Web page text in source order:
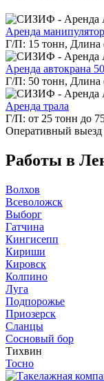
Аренда
Г/П: 15 тонн, Длина
Аренда автокрана
Г/П: 50 тонн, Длина
Аренда трала
Г/П: от 25 тонн до
Оперативный выезд
Работы в
Волхов
Всеволожск
Выборг
Гатчина
Кингисепп
Кириши
Кировск
Колпино
Луга
Подпорожье
Приозерск
Сланцы
Сосновый бор
Тихвин
Тосно